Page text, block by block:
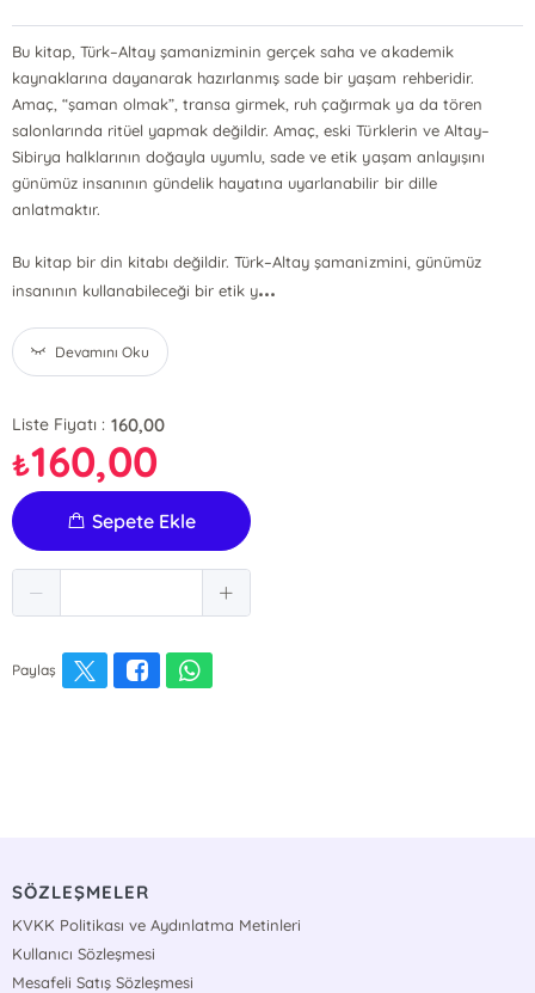
Bu kitap, Türk–Altay şamanizminin gerçek saha ve akademik
kaynaklarına dayanarak hazırlanmış sade bir yaşam rehberidir.
Amaç, “şaman olmak”, transa girmek, ruh çağırmak ya da tören
salonlarında ritüel yapmak değildir. Amaç, eski Türklerin ve Altay–
Sibirya halklarının doğayla uyumlu, sade ve etik yaşam anlayışını
günümüz insanının gündelik hayatına uyarlanabilir bir dille
anlatmaktır.
Bu kitap bir din kitabı değildir. Türk–Altay şamanizmini, günümüz
insanının kullanabileceği bir etik y...
Devamını Oku
Liste Fiyatı : 160,00
₺160,00
Sepete Ekle
Paylaş
SÖZLEŞMELER
KVKK Politikası ve Aydınlatma Metinleri
Kullanıcı Sözleşmesi
Mesafeli Satış Sözleşmesi